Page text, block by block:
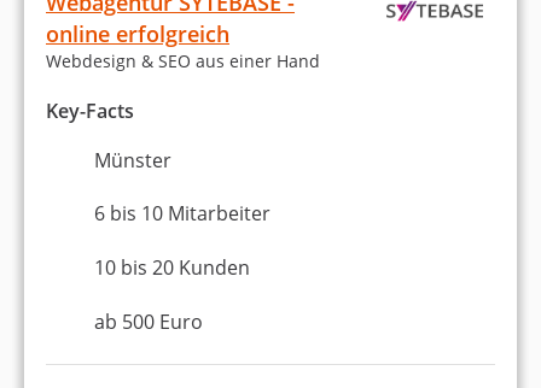
online erfolgreich
Webdesign & SEO aus einer Hand
Key-Facts
Münster
6 bis 10 Mitarbeiter
10 bis 20 Kunden
ab 500 Euro